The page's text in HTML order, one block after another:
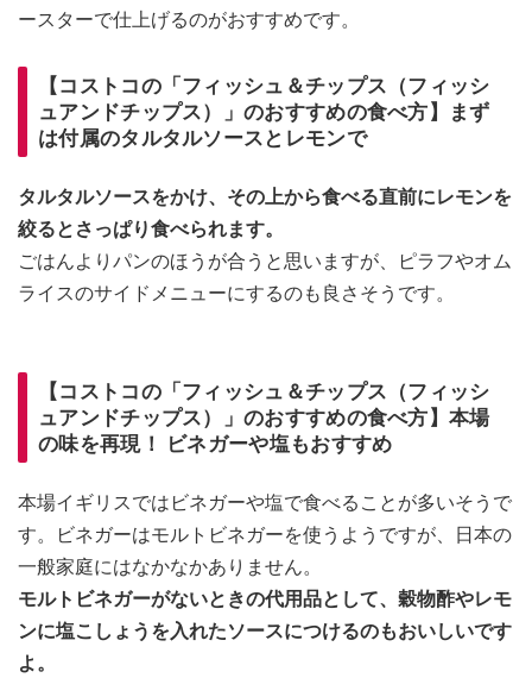
ースターで仕上げるのがおすすめです。
【コストコの「フィッシュ＆チップス（フィッシ
ュアンドチップス）」のおすすめの食べ方】まず
は付属のタルタルソースとレモンで
タルタルソースをかけ、その上から食べる直前にレモンを
絞るとさっぱり食べられます。
ごはんよりパンのほうが合うと思いますが、ピラフやオム
ライスのサイドメニューにするのも良さそうです。
【コストコの「フィッシュ＆チップス（フィッシ
ュアンドチップス）」のおすすめの食べ方】本場
の味を再現！ ビネガーや塩もおすすめ
本場イギリスではビネガーや塩で食べることが多いそうで
す。ビネガーはモルトビネガーを使うようですが、日本の
一般家庭にはなかなかありません。
モルトビネガーがないときの代用品として、穀物酢やレモ
ンに塩こしょうを入れたソースにつけるのもおいしいです
よ。